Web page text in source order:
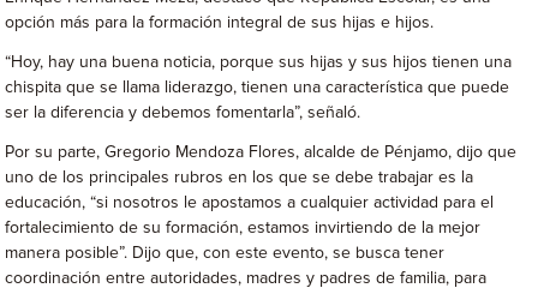
opción más para la formación integral de sus hijas e hijos.
“Hoy, hay una buena noticia, porque sus hijas y sus hijos tienen una
chispita que se llama liderazgo, tienen una característica que puede
ser la diferencia y debemos fomentarla”, señaló.
Por su parte, Gregorio Mendoza Flores, alcalde de Pénjamo, dijo que
uno de los principales rubros en los que se debe trabajar es la
educación, “si nosotros le apostamos a cualquier actividad para el
fortalecimiento de su formación, estamos invirtiendo de la mejor
manera posible”. Dijo que, con este evento, se busca tener
coordinación entre autoridades, madres y padres de familia, para